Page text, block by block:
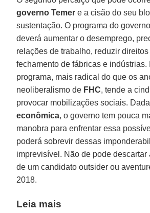
governo Temer e a cisão do seu
sustentação. O programa do
deverá aumentar o desemprego,
relações de trabalho, reduzir
fechamento de fábricas e indústrias.
programa, mais radical do que os
neoliberalismo de FHC, tende a
provocar mobilizações sociais.
econômica, o governo tem pouca
manobra para enfrentar essa
poderá sobrevir dessas
imprevisível. Não de pode
de um candidato outsider ou
2018.
Leia mais